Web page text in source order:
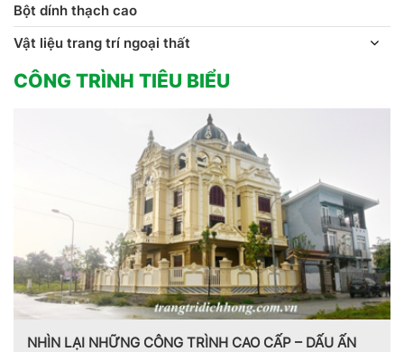
Bột dính thạch cao
Vật liệu trang trí ngoại thất
CÔNG TRÌNH TIÊU BIỂU
NHÌN LẠI NHỮNG CÔNG TRÌNH CAO CẤP – DẤU ẤN